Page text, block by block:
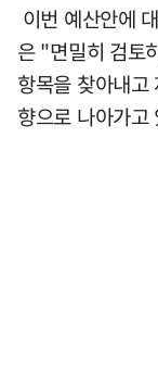
이번 예산안에
은 "면밀히 검토
항목을 찾아내
향으로 나아가